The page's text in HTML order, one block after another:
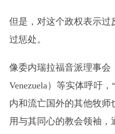
但是，对这个政权表示过
过惩处。
像委内瑞拉福音派理事会
Venezuela） 等实体呼吁，
内和流亡国外的其他牧师
用与其同心的教会领袖，